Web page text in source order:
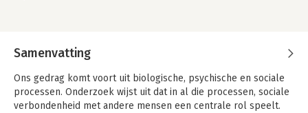
Samenvatting
Ons gedrag komt voort uit biologische, psychische en sociale
processen. Onderzoek wijst uit dat in al die processen, sociale
verbondenheid met andere mensen een centrale rol speelt.